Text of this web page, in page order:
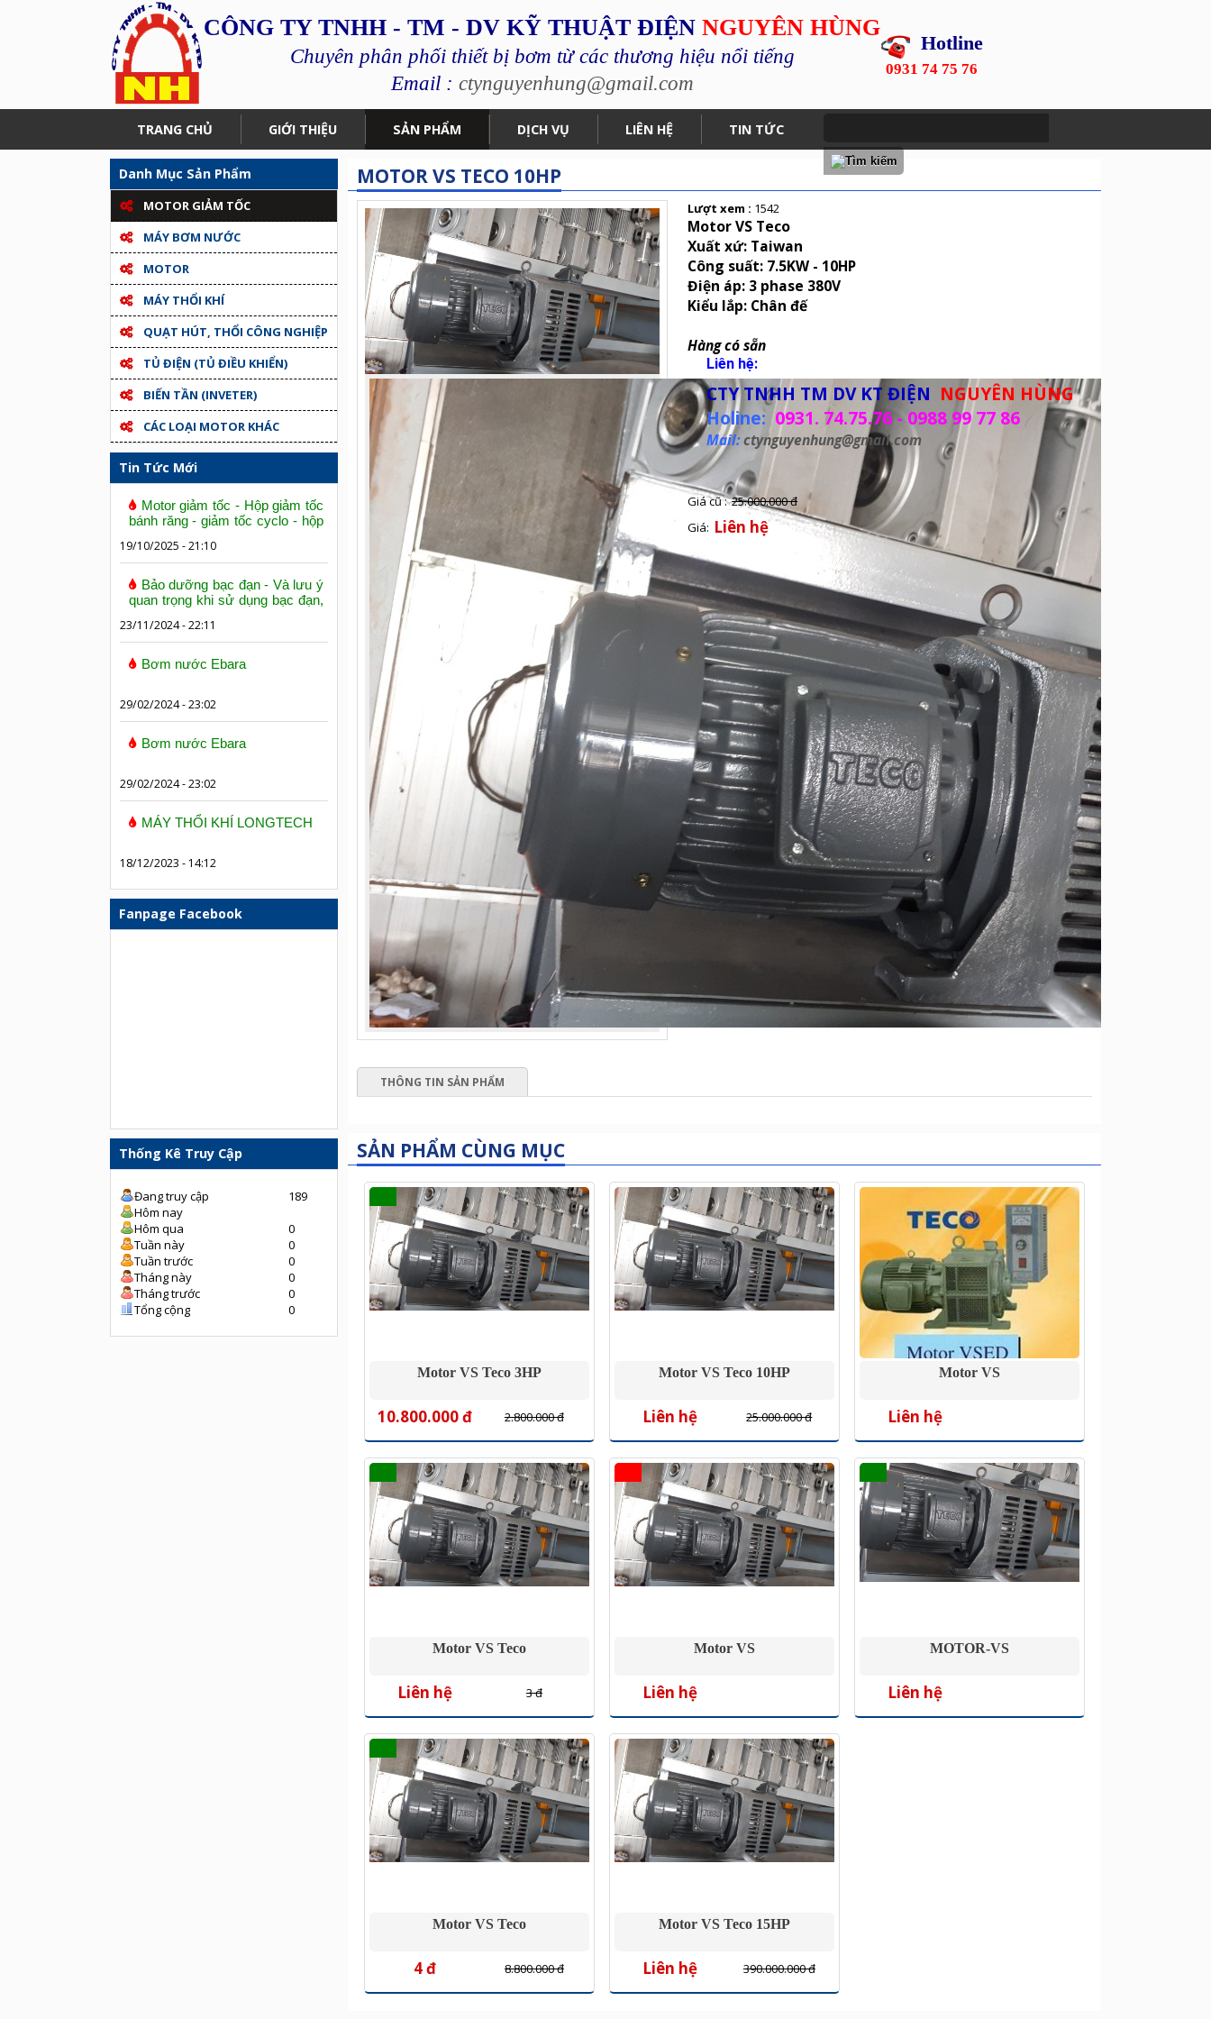
CÔNG TY TNHH - TM - DV KỸ THUẬT ĐIỆN NGUYÊN HÙNG
Chuyên phân phối thiết bị bơm từ các thương hiệu nổi tiếng
Email : ctynguyenhung@gmail.com
Hotline
0931 74 75 76
TRANG CHỦ GIỚI THIỆU SẢN PHẨM DỊCH VỤ LIÊN HỆ TIN TỨC
Danh Mục Sản Phẩm
MOTOR GIẢM TỐC
MÁY BƠM NƯỚC
MOTOR
MÁY THỔI KHÍ
QUẠT HÚT, THỔI CÔNG NGHIỆP
TỦ ĐIỆN (TỦ ĐIỀU KHIỂN)
BIẾN TẦN (INVETER)
CÁC LOẠI MOTOR KHÁC
Tin Tức Mới
Motor giảm tốc - Hộp giảm tốc
bánh răng - giảm tốc cyclo - hộp
19/10/2025 - 21:10
Bảo dưỡng bạc đạn - Và lưu ý
quan trọng khi sử dụng bạc đạn,
23/11/2024 - 22:11
Bơm nước Ebara
29/02/2024 - 23:02
Bơm nước Ebara
29/02/2024 - 23:02
MÁY THỔI KHÍ LONGTECH
18/12/2023 - 14:12
Fanpage Facebook
Thống Kê Truy Cập
Đang truy cập
189
Hôm nay
Hôm qua
0
Tuần này
0
Tuần trước
0
Tháng này
0
Tháng trước
0
Tổng cộng
0
MOTOR VS TECO 10HP
Lượt xem : 1542
Motor VS Teco
Xuất xứ: Taiwan
Công suất: 7.5KW - 10HP
Điện áp: 3 phase 380V
Kiểu lắp: Chân đế
Hàng có sẵn
Liên hệ:
CTY TNHH TM DV KT ĐIỆN NGUYÊN HÙNG
Holine:0931. 74.75.76 - 0988 99 77 86
Mail:ctynguyenhung@gmail.com
Giá cũ : 25.000.000 đ
Giá: Liên hệ
THÔNG TIN SẢN PHẨM
SẢN PHẨM CÙNG MỤC
Motor VS Teco 3HP
2.800.000 đ
10.800.000 đ
Motor VS Teco 10HP
25.000.000 đ
Liên hệ
Motor VS
Liên hệ
Motor VS Teco
3 đ
Liên hệ
Motor VS
Liên hệ
MOTOR-VS
Liên hệ
Motor VS Teco
8.800.000 đ
4 đ
Motor VS Teco 15HP
390.000.000 đ
Liên hệ